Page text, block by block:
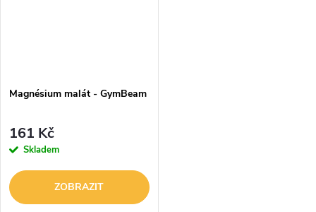
Magnésium malát - GymBeam
161 Kč
Skladem
ZOBRAZIT